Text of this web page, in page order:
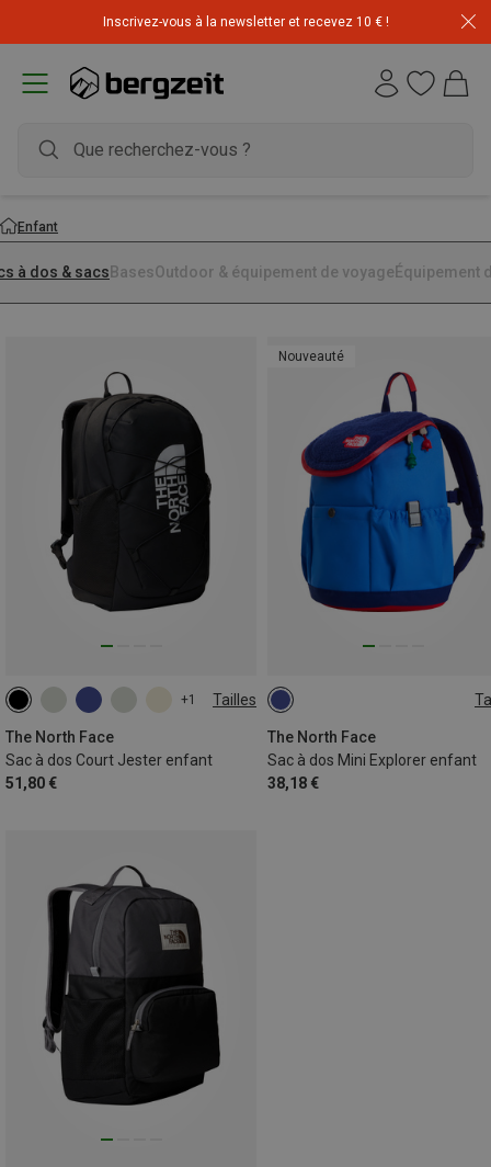
Inscrivez-vous à la newsletter et recevez 10 € !
Enfant
à dos & sacs BasesOutdoor & équipement de voyage Équipement
+1 Tailles
The North Face
Sac à dos Court Jester enfant
51,80 €
24.6L
Nouveauté
The North Face
Sac à dos Mini Explorer enfant
38,18 €
10L